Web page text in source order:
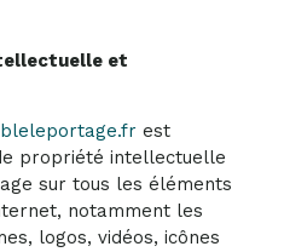
et
est
propriété intellectuelle
sur tous les éléments
notamment les
logos, vidéos, icônes